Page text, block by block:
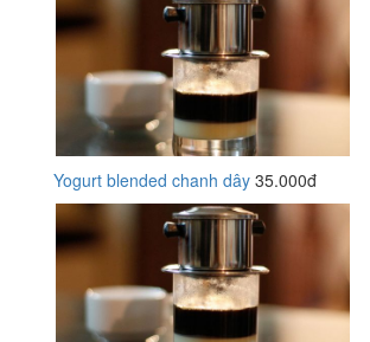
Yogurt blended chanh dây 35.000đ